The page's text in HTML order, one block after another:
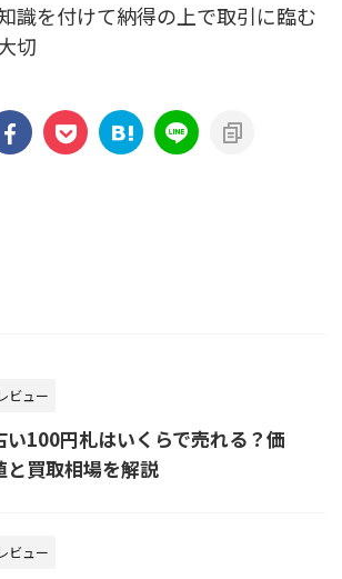
識を付けて納得の上で取引に臨む
切
レビュー
い100円札はいくらで売れる？価
と買取相場を解説
レビュー